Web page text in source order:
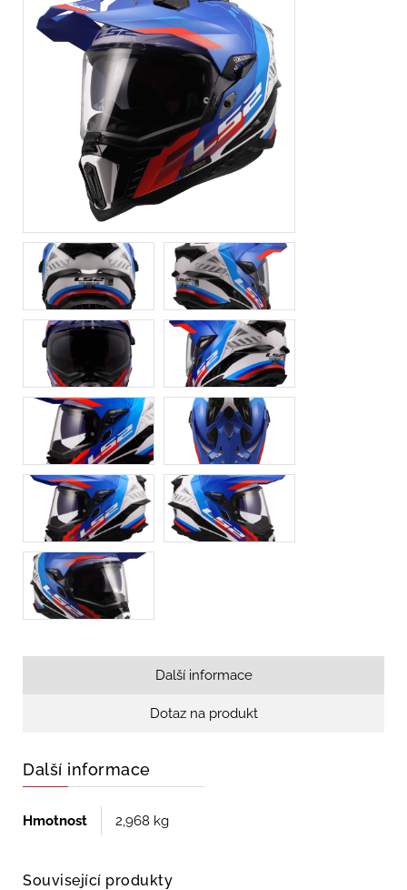
Další informace
Dotaz na produkt
Další informace
Hmotnost 2,968 kg
Související produkty